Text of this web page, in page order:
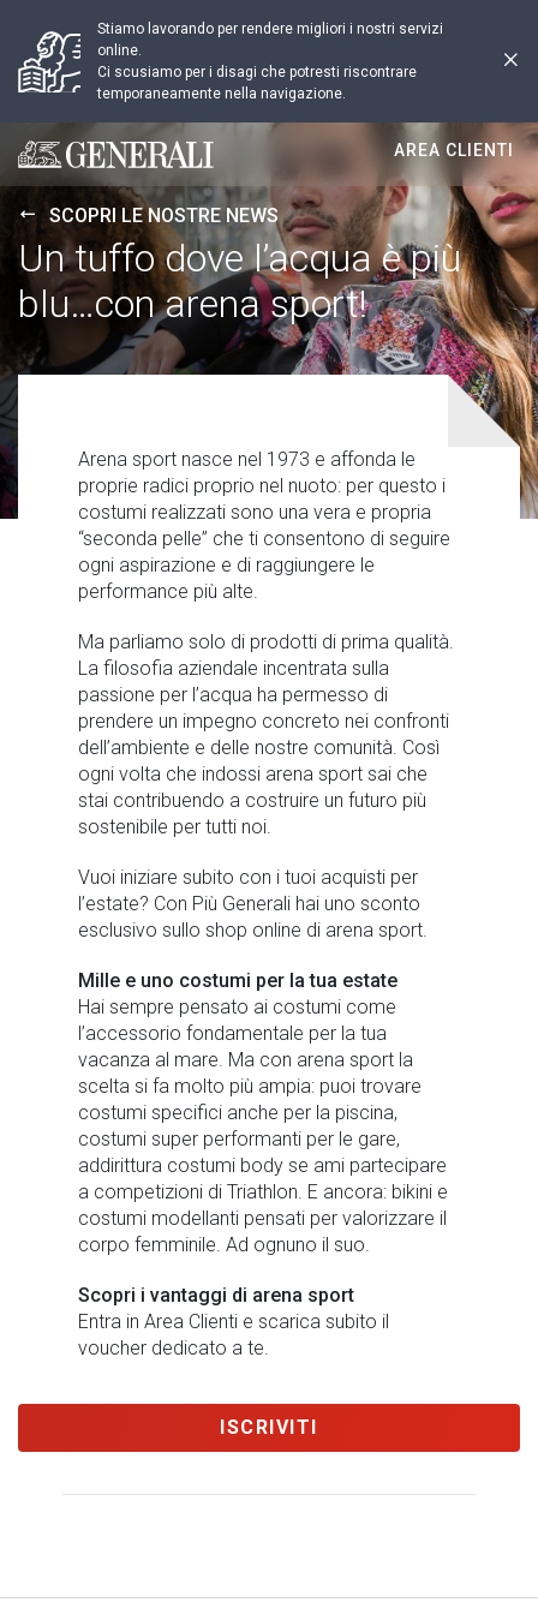
Stiamo lavorando per rendere migliori i nostri servizi
online.
Ci scusiamo per i disagi che potresti riscontrare
temporaneamente nella navigazione.
Generali logo
AREA CLIENTI
SCOPRI LE NOSTRE NEWS
Un tuffo dove l’acqua è più
blu…con arena sport!
Arena sport nasce nel 1973 e affonda le
proprie radici proprio nel nuoto: per questo i
costumi realizzati sono una vera e propria
“seconda pelle” che ti consentono di seguire
ogni aspirazione e di raggiungere le
performance più alte.
Ma parliamo solo di prodotti di prima qualità.
La filosofia aziendale incentrata sulla
passione per l’acqua ha permesso di
prendere un impegno concreto nei confronti
dell’ambiente e delle nostre comunità. Così
ogni volta che indossi arena sport sai che
stai contribuendo a costruire un futuro più
sostenibile per tutti noi.
Vuoi iniziare subito con i tuoi acquisti per
l’estate? Con Più Generali hai uno sconto
esclusivo sullo shop online di arena sport.
Mille e uno costumi per la tua estate
Hai sempre pensato ai costumi come
l’accessorio fondamentale per la tua
vacanza al mare. Ma con arena sport la
scelta si fa molto più ampia: puoi trovare
costumi specifici anche per la piscina,
costumi super performanti per le gare,
addirittura costumi body se ami partecipare
a competizioni di Triathlon. E ancora: bikini e
costumi modellanti pensati per valorizzare il
corpo femminile. Ad ognuno il suo.
Scopri i vantaggi di arena sport
Entra in Area Clienti e scarica subito il
voucher dedicato a te.
ISCRIVITI